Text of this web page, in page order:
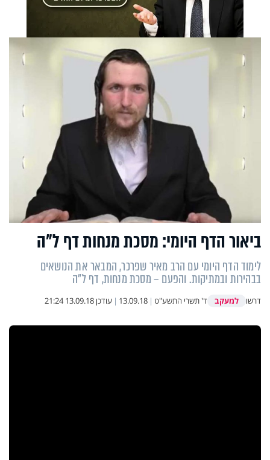
ביאור הדף היומי: מסכת מנחות דף ל"ה
לימוד הדף היומי עם הרב מאיר שפרכר, המבאר את הנושאים
בבהירות ובמתיקות. והפעם – מסכת מנחות, דף ל"ה
דרשו למעקב ד' תשרי התשע"ט |
13.09.18
| עודכן13.09.18 21:24